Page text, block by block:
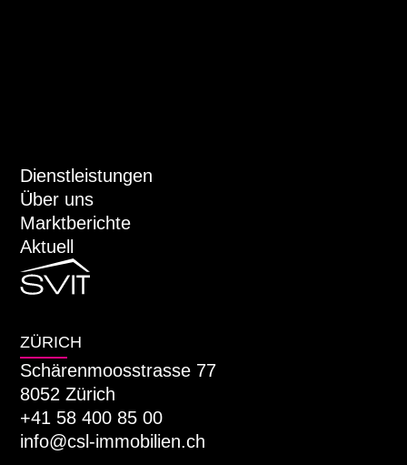
Dienstleistungen
Über uns
Marktberichte
Aktuell
ZÜRICH
Schärenmoosstrasse 77
8052 Zürich
+41 58 400 85 00
info@csl-immobilien.ch